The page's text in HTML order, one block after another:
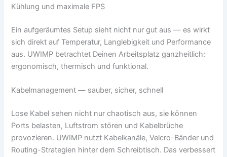
Kühlung und maximale FPS
Ein aufgeräumtes Setup sieht nicht nur gut aus — es wirkt
sich direkt auf Temperatur, Langlebigkeit und Performance
aus. UWIMP betrachtet Deinen Arbeitsplatz ganzheitlich:
ergonomisch, thermisch und funktional.
Kabelmanagement — sauber, sicher, schnell
Lose Kabel sehen nicht nur chaotisch aus, sie können
Ports belasten, Luftstrom stören und Kabelbrüche
provozieren. UWIMP nutzt Kabelkanäle, Velcro-Bänder und
Routing-Strategien hinter dem Schreibtisch. Das verbessert